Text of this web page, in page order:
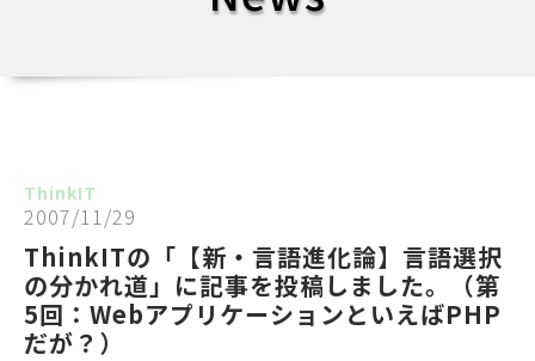
ThinkIT
2007/11/29
ThinkITの「【新・言語進化論】言語選択
の分かれ道」に記事を投稿しました。（第
5回：WebアプリケーションといえばPHP
だが？）